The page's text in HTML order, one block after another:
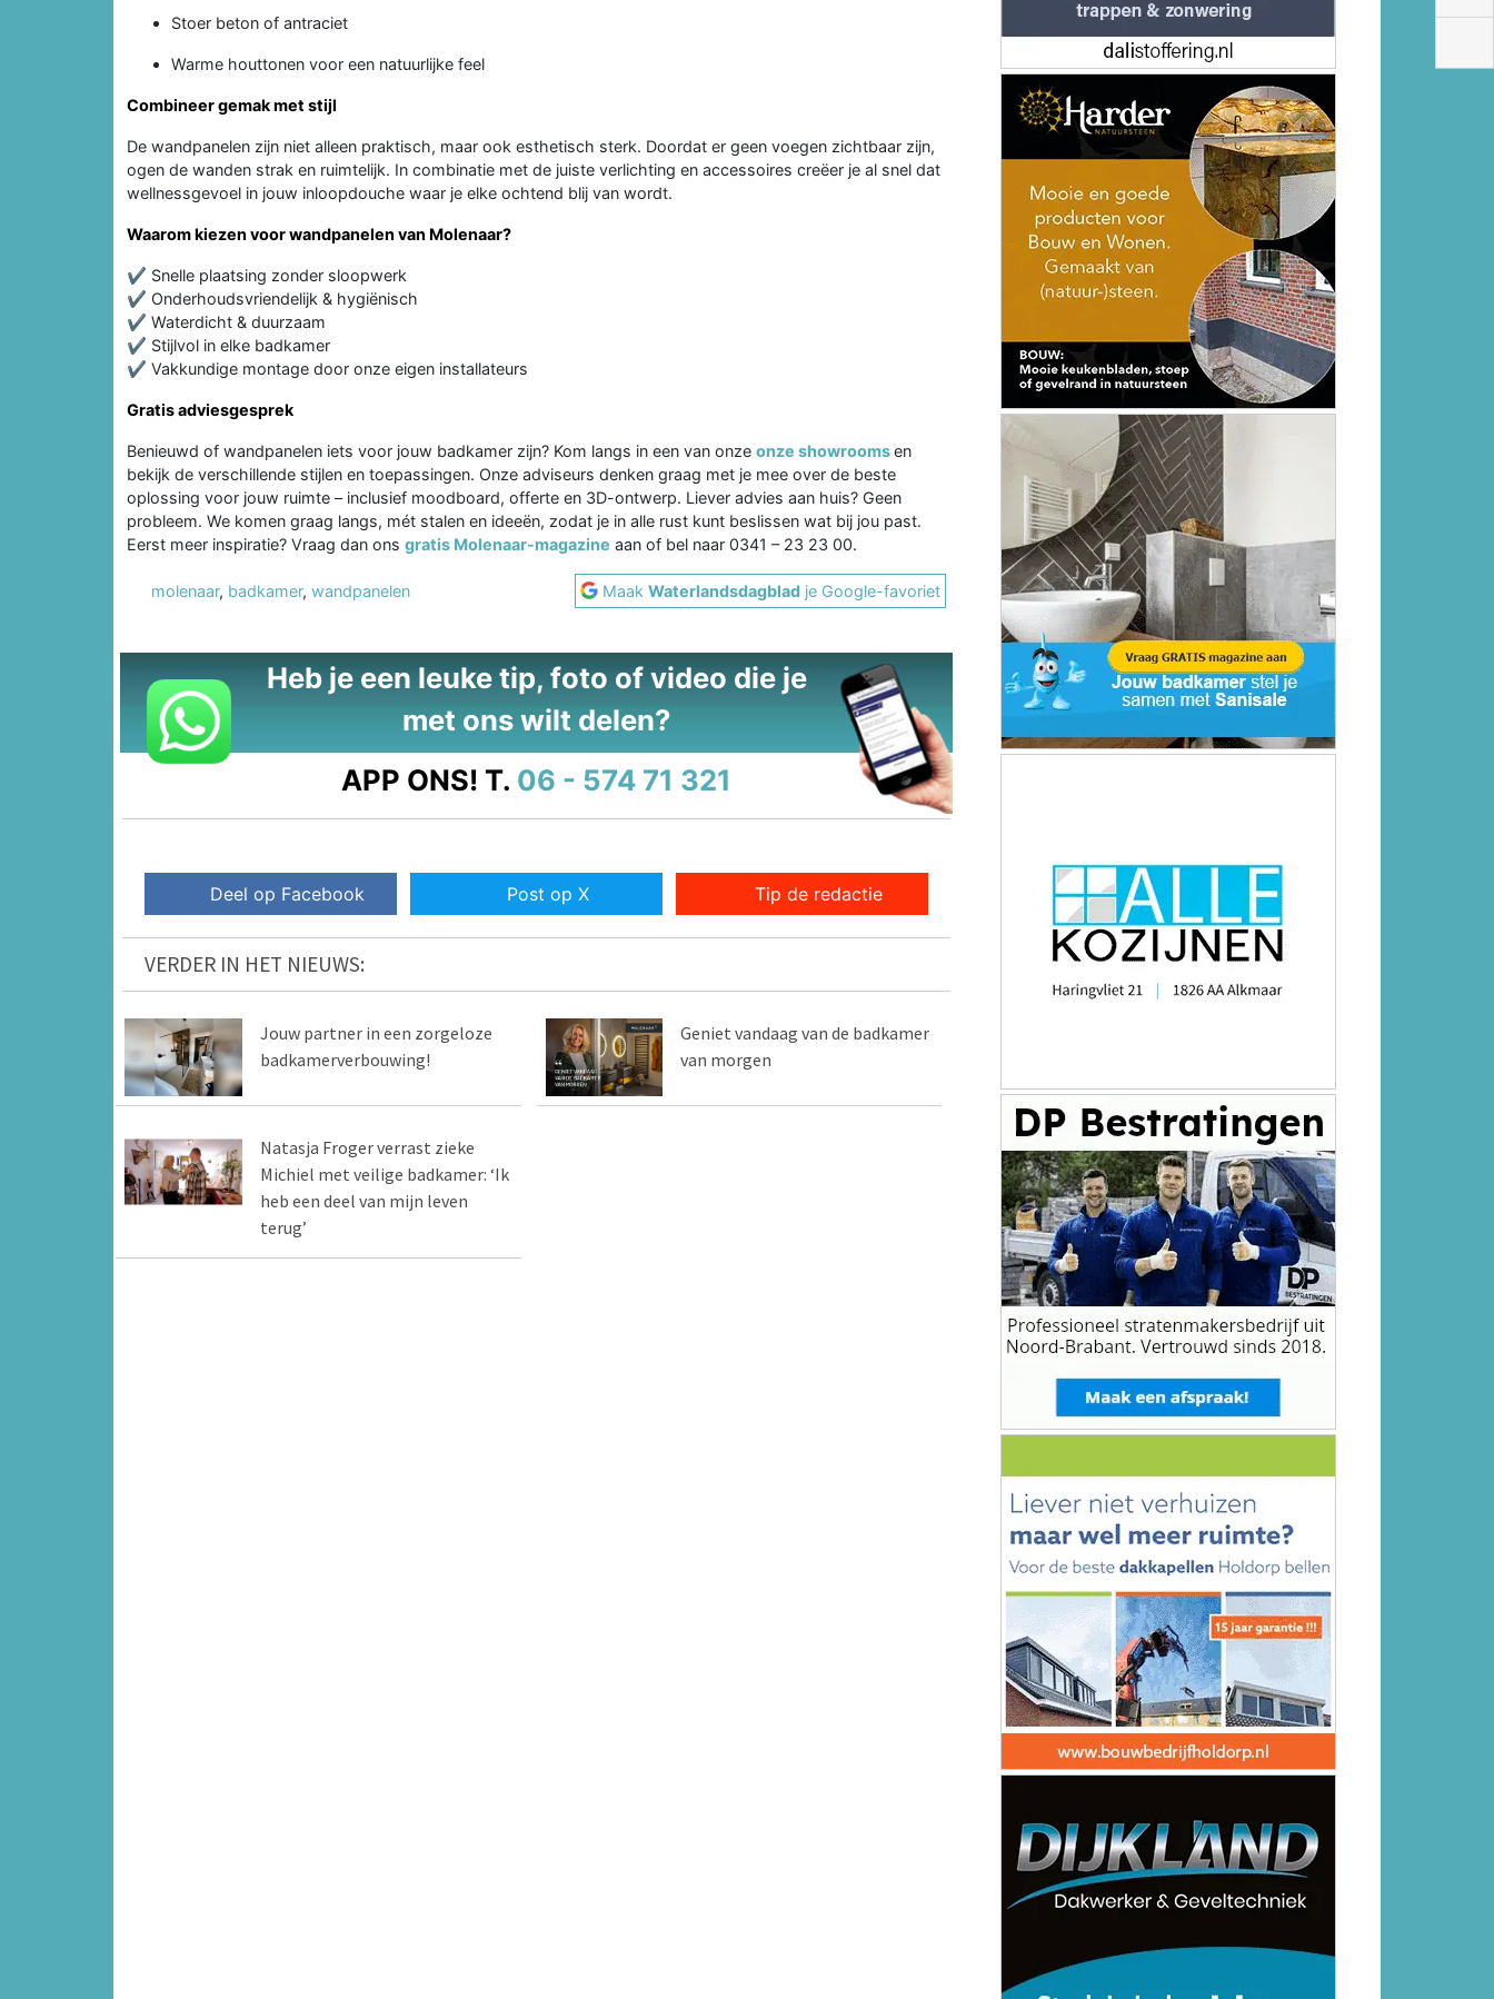
Stoer beton of antraciet
Warme houttonen voor een natuurlijke feel
Combineer gemak met stijl
De wandpanelen zijn niet alleen praktisch, maar ook esthetisch sterk. Doordat er geen voegen zichtbaar zijn,
ogen de wanden strak en ruimtelijk. In combinatie met de juiste verlichting en accessoires creëer je al snel dat
wellnessgevoel in jouw inloopdouche waar je elke ochtend blij van wordt.
Waarom kiezen voor wandpanelen van Molenaar?
✔ Snelle plaatsing zonder sloopwerk
✔ Onderhoudsvriendelijk & hygiënisch
✔ Waterdicht & duurzaam
✔ Stijlvol in elke badkamer
✔ Vakkundige montage door onze eigen installateurs
Gratis adviesgesprek
Benieuwd of wandpanelen iets voor jouw badkamer zijn? Kom langs in een van onze onze showroomsen
bekijk de verschillende stijlen en toepassingen. Onze adviseurs denken graag met je mee over de beste
oplossing voor jouw ruimte – inclusief moodboard, offerte en 3D-ontwerp. Liever advies aan huis? Geen
probleem. We komen graag langs, mét stalen en ideeën, zodat je in alle rust kunt beslissen wat bij jou past.
Eerst meer inspiratie? Vraag dan ons gratis Molenaar-magazine aan of bel naar 0341 – 23 23 00.
molenaar, badkamer, wandpanelen MaakWaterlandsdagblad je Google-favoriet
Heb je een leuke tip, foto of video die je
met ons wilt delen?
APP ONS! T. 06 - 574 71 321
Deel op Facebook Post op X Tip de redactie
VERDER IN HET NIEUWS:
Jouw partner in een zorgeloze
badkamerverbouwing!
Geniet vandaag van de badkamer
van morgen
Natasja Froger verrast zieke
Michiel met veilige badkamer: ‘Ik
heb een deel van mijn leven
terug’